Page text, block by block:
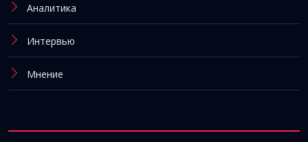
Аналитика
Интервью
Мнение